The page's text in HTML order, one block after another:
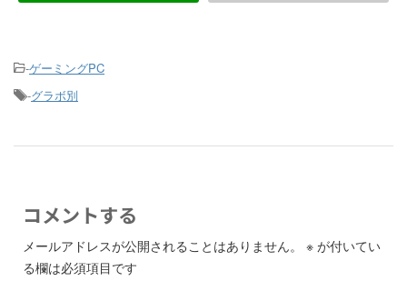
-ゲーミングPC
-グラボ別
コメントする
メールアドレスが公開されることはありません。 ※ が付いてい
る欄は必須項目です